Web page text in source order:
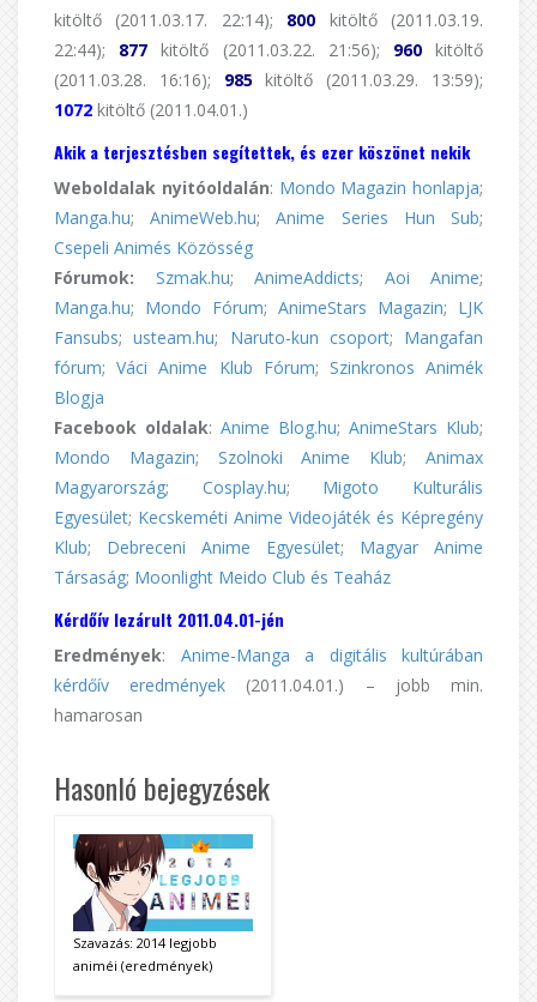
kitöltő (2011.03.17. 22:14); 800 kitöltő (2011.03.19.
22:44); 877kitöltő (2011.03.22. 21:56); 960kitöltő
(2011.03.28. 16:16); 985kitöltő (2011.03.29. 13:59);
1072 kitöltő (2011.04.01.)
Akik a terjesztésben segítettek, és ezer köszönet nekik
Weboldalak nyitóoldalán: Mondo Magazin honlapja;
Manga.hu;AnimeWeb.hu;Anime Series Hun Sub;
Csepeli Animés Közösség
Fórumok: Szmak.hu; AnimeAddicts; Aoi Anime;
Manga.hu; Mondo Fórum; AnimeStars Magazin; LJK
Fansubs;usteam.hu; Naruto-kun csoport; Mangafan
fórum;Váci Anime Klub Fórum; Szinkronos Animék
Blogja
Facebook oldalak: Anime Blog.hu; AnimeStars Klub;
Mondo Magazin; Szolnoki Anime Klub;Animax
Magyarország; Cosplay.hu; Migoto Kulturális
Egyesület; Kecskeméti Anime Videojáték és Képregény
Klub; Debreceni Anime Egyesület; Magyar Anime
Társaság; Moonlight Meido Club és Teaház
Kérdőív lezárult 2011.04.01-jén
Eredmények: Anime-Manga a digitális kultúrában
kérdőív eredmények (2011.04.01.) – jobb min.
hamarosan
Hasonló bejegyzések
Szavazás: 2014 legjobb
animéi (eredmények)